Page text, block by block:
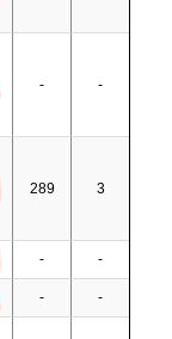
- -
289 3
- -
- -